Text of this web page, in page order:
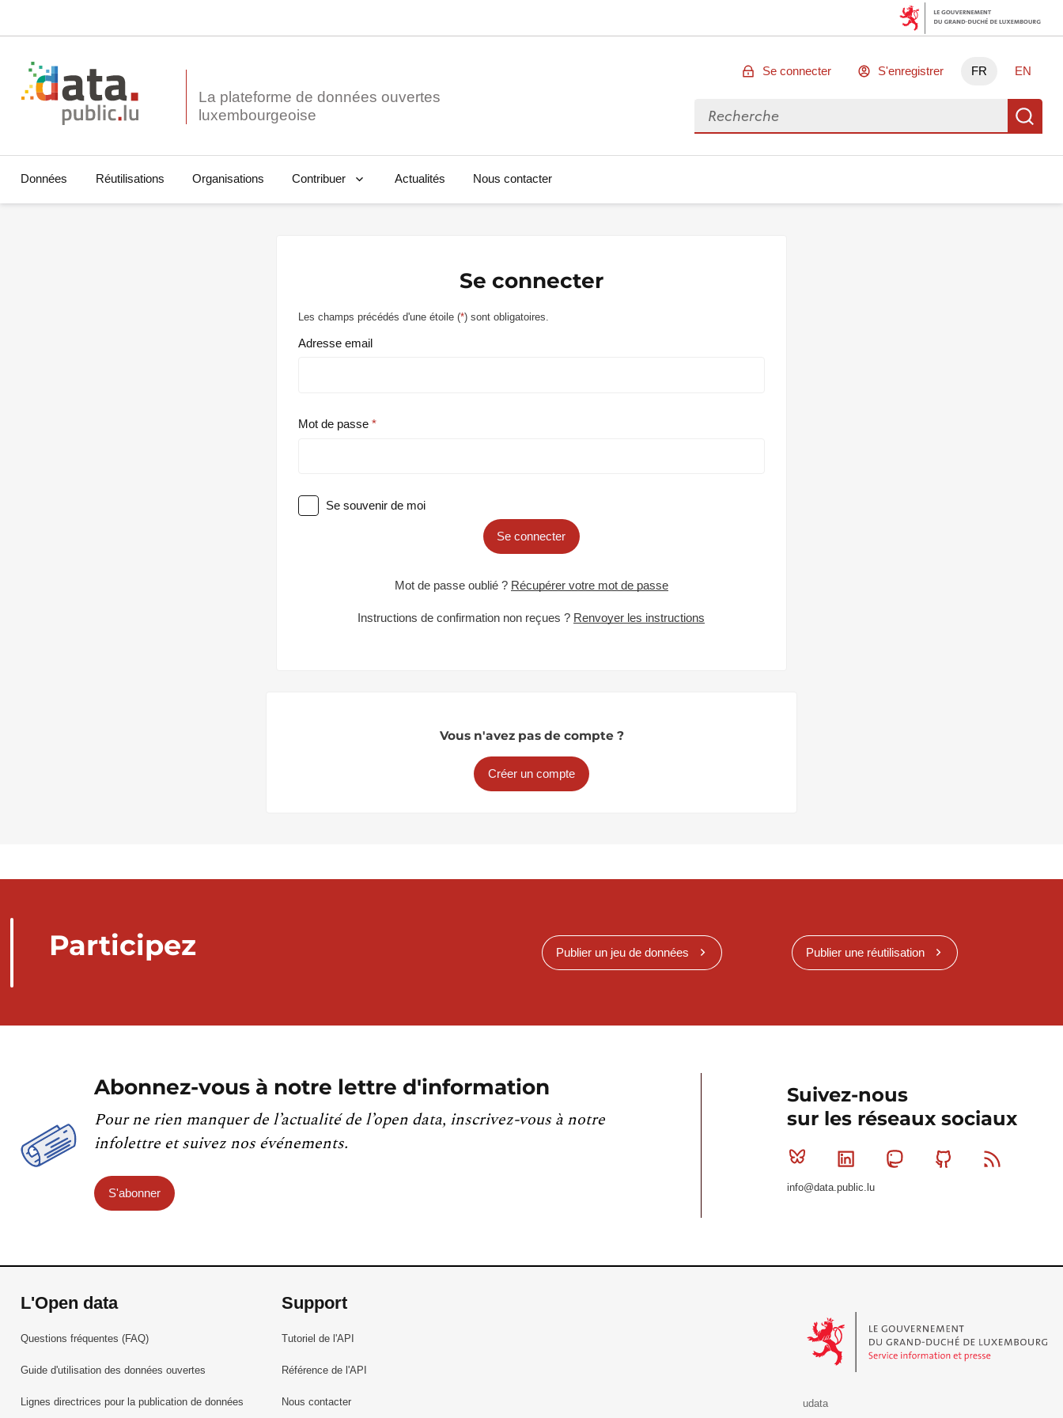
La plateforme de données ouvertes
Se connecter S'enregistrer FR EN
Rechercher des données
Données Réutilisations Organisations Contribuer Actualités Nous contacter
Se connecter
Les champs précédés d'une étoile (*) sont obligatoires.
Adresse email
Mot de passe
Se souvenir de moi
Se connecter
Mot de passe oublié ? Récupérer votre mot de passe
Instructions de confirmation non reçues ? Renvoyer les instructions
Vous n'avez pas de compte ?
Créer un compte
Participez Publier un jeu de données Publier une réutilisation
Abonnez-vous à notre lettre d'information
Pour ne rien manquer de l’actualité de l’open data, inscrivez-vous à notre
infolettre et suivez nos événements.
S'abonner
Suivez-nous
sur les réseaux sociaux
Bluesky Linkedin MastodonGithub
info@data.public.lu
L'Open data
Questions fréquentes (FAQ)
Guide d'utilisation des données ouvertes
Lignes directrices pour la publication de données
Support
Tutoriel de l'API
Référence de l'API
Nous contacter
udata